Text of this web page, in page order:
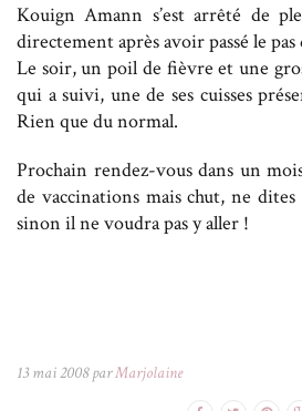
Kouign Amann s’est arrêté de
directement après avoir passé le
Le soir, un poil de fièvre et une
qui a suivi, une de ses cuisses
Rien que du normal.
Prochain rendez-vous dans un
de vaccinations mais chut, ne
sinon il ne voudra pas y aller !
13 mai 2008 parMarjolaine